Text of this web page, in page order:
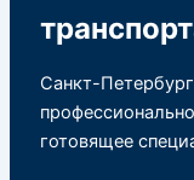
Санкт-
готовящее